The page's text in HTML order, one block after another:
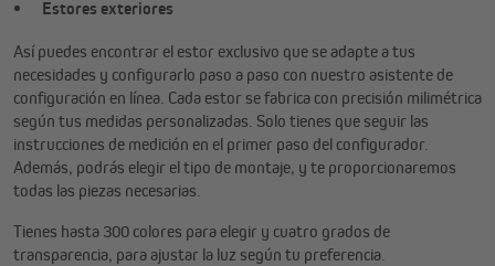
Estores exteriores
Así puedes encontrar el estor exclusivo que se adapte a tus
necesidades y configurarlo paso a paso con nuestro asistente de
configuración en línea. Cada estor se fabrica con precisión milimétrica
según tus medidas personalizadas. Solo tienes que seguir las
instrucciones de medición en el primer paso del configurador.
Además, podrás elegir el tipo de montaje, y te proporcionaremos
todas las piezas necesarias.
Tienes hasta 300 colores para elegir y cuatro grados de
transparencia, para ajustar la luz según tu preferencia.